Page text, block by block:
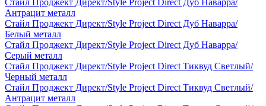
Стайл Проджект Директ/Style Project Direct Дуб Наварра/
Антрацит металл
Стайл Проджект Директ/Style Project Direct Дуб Наварра/
Белый металл
Стайл Проджект Директ/Style Project Direct Дуб Наварра/
Серый металл
Стайл Проджект Директ/Style Project Direct Тиквуд Светлый/
Черный металл
Стайл Проджект Директ/Style Project Direct Тиквуд Светлый/
Антрацит металл